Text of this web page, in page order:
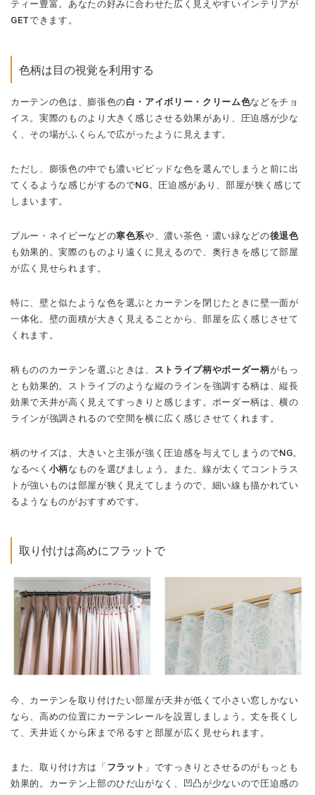
ティー豊富。あなたの好みに合わせた広く見えやすいインテリアが
GETできます。
色柄は目の視覚を利用する
カーテンの色は、膨張色の白・アイボリー・クリーム色などをチョ
イス。実際のものより大きく感じさせる効果があり、圧迫感が少な
く、その場がふくらんで広がったように見えます。
ただし、膨張色の中でも濃いビビッドな色を選んでしまうと前に出
てくるような感じがするのでNG。圧迫感があり、部屋が狭く感じて
しまいます。
ブルー・ネイビーなどの寒色系や、濃い茶色・濃い緑などの後退色
も効果的。実際のものより遠くに見えるので、奥行きを感じて部屋
が広く見せられます。
特に、壁と似たような色を選ぶとカーテンを閉じたときに壁一面が
一体化。壁の面積が大きく見えることから、部屋を広く感じさせて
くれます。
柄もののカーテンを選ぶときは、 ストライプ柄やボーダー柄がもっ
とも効果的。ストライプのような縦のラインを強調する柄は、縦長
効果で天井が高く見えてすっきりと感じます。ボーダー柄は、横の
ラインが強調されるので空間を横に広く感じさせてくれます。
柄のサイズは、大きいと主張が強く圧迫感を与えてしまうのでNG。
なるべく 小柄なものを選びましょう。また、線が太くてコントラス
トが強いものは部屋が狭く見えてしまうので、細い線も描かれてい
るようなものがおすすめです。
取り付けは高めにフラットで
今、カーテンを取り付けたい部屋が天井が低くて小さい窓しかない
なら、高めの位置にカーテンレールを設置しましょう。丈を長くし
て、天井近くから床まで吊るすと部屋が広く見せられます。
また、取り付け方は「 フラット 」ですっきりとさせるのがもっとも
効果的。カーテン上部のひだ山がなく、凹凸が少ないので圧迫感の